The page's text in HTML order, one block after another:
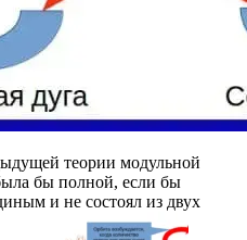
теории модульной
бы полной, если бы
и не состоял из двух